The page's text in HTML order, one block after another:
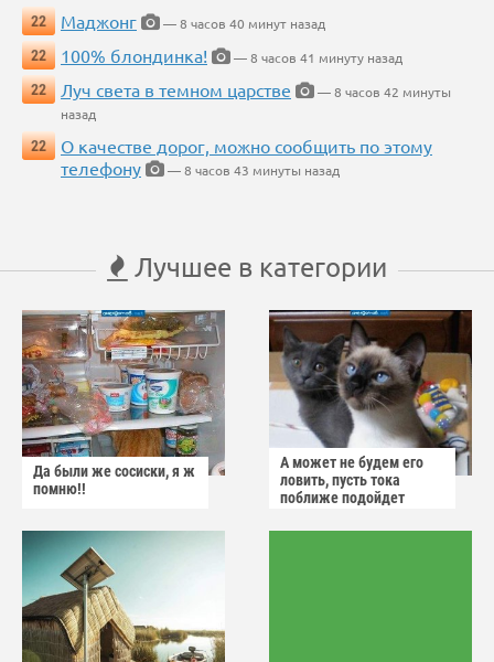
22
Маджонг
— 8 часов 40 минут назад
22
100% блондинка!
— 8 часов 41 минуту назад
22
Луч света в темном царстве
— 8 часов 42 минуты
назад
22
О качестве дорог, можно сообщить по этому
телефону
— 8 часов 43 минуты назад
Лучшее в категории
Да были же сосиски, я ж
помню!!
А может не будем его
ловить, пусть тока
поближе подойдет